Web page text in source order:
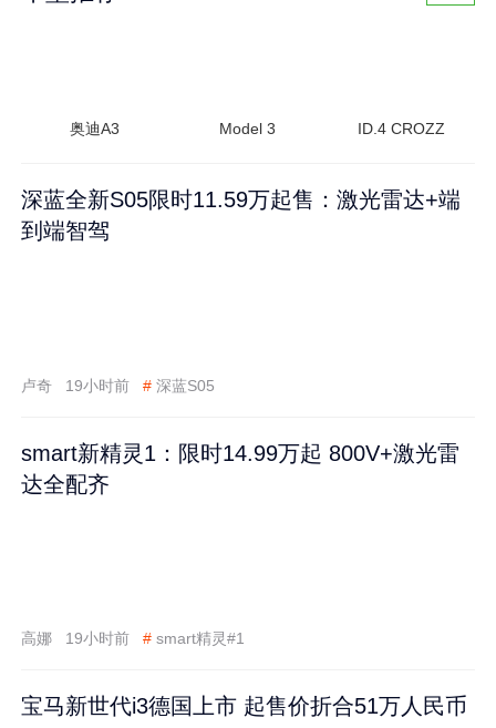
奥迪A3 Model 3 ID.4 CROZZ
深蓝全新S05限时11.59万起售：激光雷达+端
到端智驾
卢奇 19小时前 # 深蓝S05
smart新精灵1：限时14.99万起 800V+激光雷
达全配齐
高娜 19小时前 # smart精灵#1
宝马新世代i3德国上市 起售价折合51万人民币